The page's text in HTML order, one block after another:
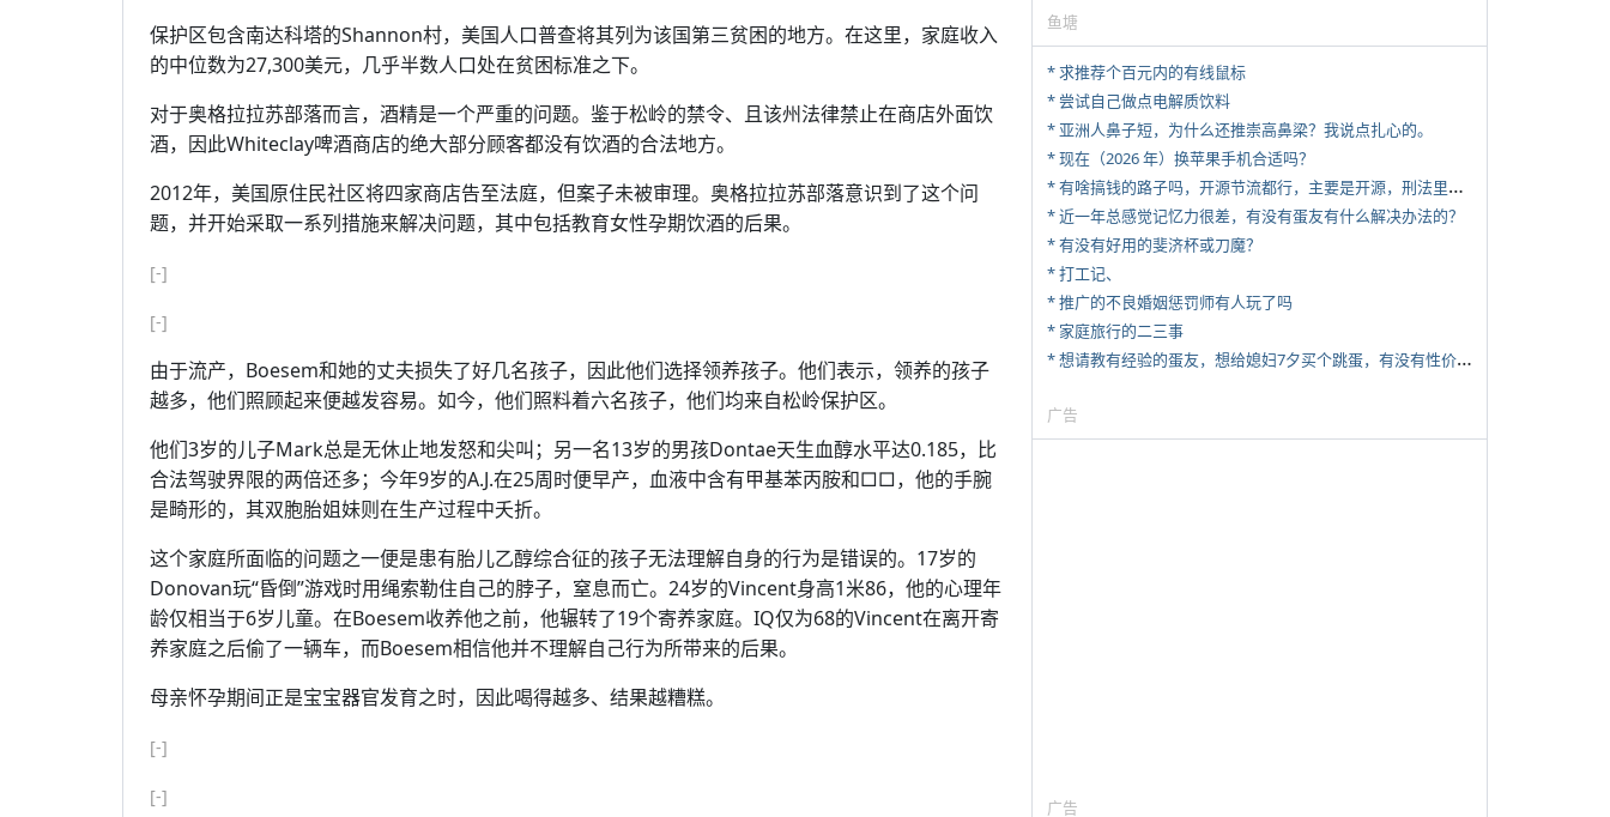
保护区包含南达科塔的Shannon村，美国人口普查将其列为该国第三贫困的地方。在这里，家庭收入
的中位数为27,300美元，几乎半数人口处在贫困标准之下。
对于奥格拉拉苏部落而言，酒精是一个严重的问题。鉴于松岭的禁令、且该州法律禁止在商店外面饮
酒，因此Whiteclay啤酒商店的绝大部分顾客都没有饮酒的合法地方。
2012年，美国原住民社区将四家商店告至法庭，但案子未被审理。奥格拉拉苏部落意识到了这个问
题，并开始采取一系列措施来解决问题，其中包括教育女性孕期饮酒的后果。
[-]
[-]
由于流产，Boesem和她的丈夫损失了好几名孩子，因此他们选择领养孩子。他们表示，领养的孩子
越多，他们照顾起来便越发容易。如今，他们照料着六名孩子，他们均来自松岭保护区。
他们3岁的儿子Mark总是无休止地发怒和尖叫；另一名13岁的男孩Dontae天生血醇水平达0.185，比
合法驾驶界限的两倍还多；今年9岁的A.J.在25周时便早产，血液中含有甲基苯丙胺和□□，他的手腕
是畸形的，其双胞胎姐妹则在生产过程中夭折。
这个家庭所面临的问题之一便是患有胎儿乙醇综合征的孩子无法理解自身的行为是错误的。17岁的
Donovan玩“昏倒”游戏时用绳索勒住自己的脖子，窒息而亡。24岁的Vincent身高1米86，他的心理年
龄仅相当于6岁儿童。在Boesem收养他之前，他辗转了19个寄养家庭。IQ仅为68的Vincent在离开寄
养家庭之后偷了一辆车，而Boesem相信他并不理解自己行为所带来的后果。
母亲怀孕期间正是宝宝器官发育之时，因此喝得越多、结果越糟糕。
[-]
[-]
鱼塘
* 求推荐个百元内的有线鼠标
* 尝试自己做点电解质饮料
* 亚洲人鼻子短，为什么还推崇高鼻梁？我说点扎心的。
* 现在（2026 年）换苹果手机合适吗？
*
有啥搞钱的路子吗，开源节流都行，主要是开源，刑法里的咱不做
* 近一年总感觉记忆力很差，有没有蛋友有什么解决办法的？
* 有没有好用的斐济杯或刀魔？
* 打工记、
* 推广的不良婚姻惩罚师有人玩了吗
* 家庭旅行的二三事
*
想请教有经验的蛋友，想给媳妇7夕买个跳蛋，有没有性价比高的推荐
广告
广告